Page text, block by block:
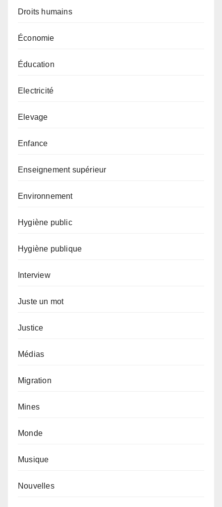
Droits humains
Économie
Éducation
Electricité
Elevage
Enfance
Enseignement supérieur
Environnement
Hygiène public
Hygiène publique
Interview
Juste un mot
Justice
Médias
Migration
Mines
Monde
Musique
Nouvelles